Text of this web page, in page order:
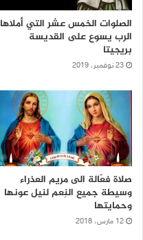
الصلوات الخمس عشر التي أملاها
الرب يسوع على القديسة
بريجيتا
23 نوفمبر، 2019
صلاة فعّالة الى مريم العذراء
وسيطة جميع النِعم لنيل عونها
وحمايتها
12 مارس، 2018